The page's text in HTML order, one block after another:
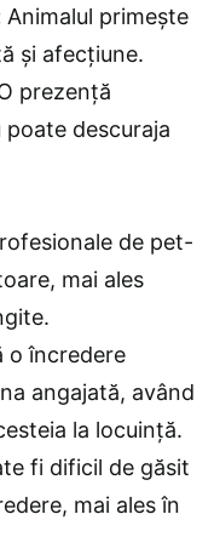
Animalul primește
și afecțiune.
prezență
descuraja
de pet-
mai ales
o încredere
angajată, având
la locuință.
fi dificil de găsit
mai ales în